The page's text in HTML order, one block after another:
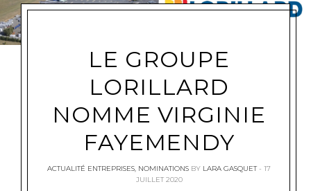
LE GROUPE
LORILLARD
NOMME VIRGINIE
FAYEMENDY
ACTUALITÉ ENTREPRISES, NOMINATIONS BY LARA GASQUET
17
JUILLET 2020